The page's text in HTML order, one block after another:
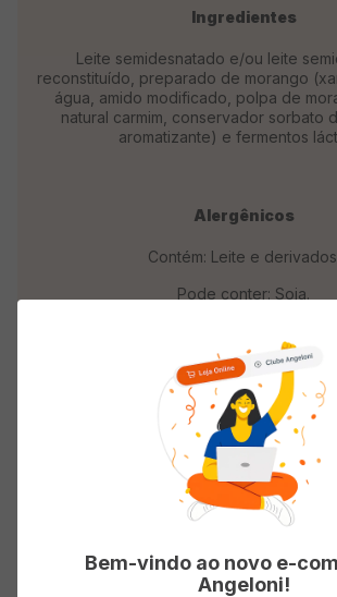
Ingredientes
Leite semidesnatado e/ou leite
reconstituído, preparado de morango
água, amido modificado, polpa de
natural carmim, conservador sorbato
aromatizante) e fermentos
Alergênicos
Contém: Leite e
Pode conter: Soja.
Não contém Glúten.
Informações do
Bem-vindo ao novo e-
Angeloni!